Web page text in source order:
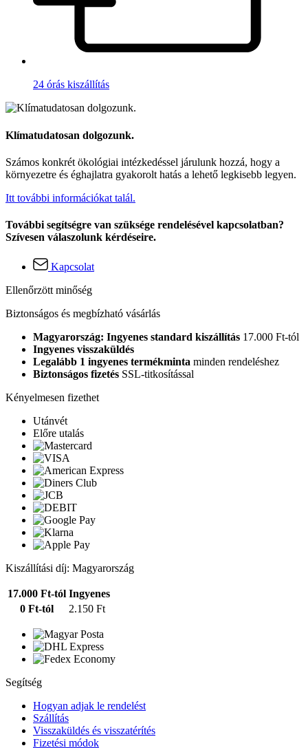
24 órás kiszállítás
Klímatudatosan dolgozunk.
Számos konkrét ökológiai intézkedéssel járulunk hozzá, hogy a
környezetre és éghajlatra gyakorolt hatás a lehető legkisebb legyen.
Itt további információkat talál.
További segítségre van szüksége rendelésével kapcsolatban?
Szívesen válaszolunk kérdéseire.
Kapcsolat
Ellenőrzött minőség
Biztonságos és megbízható vásárlás
Magyarország: Ingyenes standard kiszállítás 17.000 Ft-tól
Ingyenes visszaküldés
Legalább 1 ingyenes termékminta minden rendeléshez
Biztonságos fizetés SSL-titkosítással
Kényelmesen fizethet
Utánvét
Előre utalás
Kiszállítási díj: Magyarország
17.000 Ft-tól Ingyenes
0 Ft-tól
2.150 Ft
Segítség
Hogyan adjak le rendelést
Szállítás
Visszaküldés és visszatérítés
Fizetési módok